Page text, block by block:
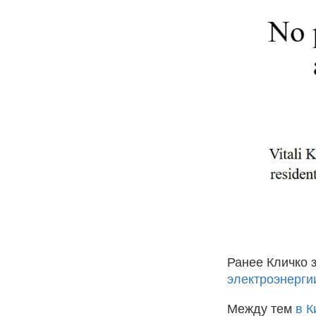
Ранее Кличко
Между тем в